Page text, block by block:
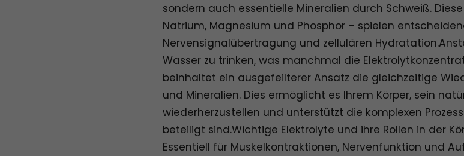
sondern auch essentielle Mineralien durch Schweiß.
Natrium, Magnesium und Phosphor – spielen
Nervensignalübertragung und zellulären
Wasser zu trinken, was manchmal die
beinhaltet ein ausgefeilterer Ansatz die gleichzeitige
und Mineralien. Dies ermöglicht es Ihrem Körper, sein
wiederherzustellen und unterstützt die komplexen
beteiligt sind.Wichtige Elektrolyte und ihre Rollen in der
Essentiell für Muskelkontraktionen, Nervenfunktion und